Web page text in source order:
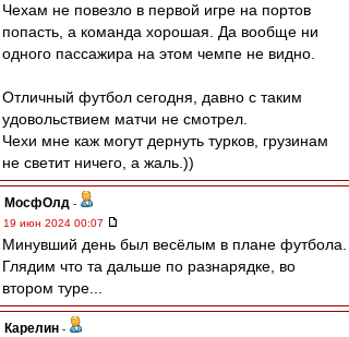
Чехам не повезло в первой игре на портов
попасть, а команда хорошая. Да вообще ни
одного пассажира на этом чемпе не видно.
Отличный футбол сегодня, давно с таким
удовольствием матчи не смотрел.
Чехи мне каж могут дернуть турков, грузинам
не светит ничего, а жаль.))
МосфОлд -
19 июн 2024 00:07
Минувший день был весёлым в плане футбола.
Глядим что та дальше по разнарядке, во
втором туре...
Карелин -